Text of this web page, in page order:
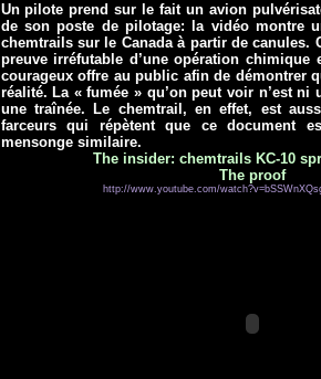
Un pilote prend sur le fait un avion
de son poste de pilotage: la vidéo montre
chemtrails sur le Canada à partir de canules.
preuve irréfutable d’une opération chimique
courageux offre au public afin de démontrer
réalité. La « fumée » qu’on peut voir n’est ni
une traînée. Le chemtrail, en effet, est
farceurs qui répètent que ce document
mensonge similaire.
The insider: chemtrails KC-10
The proof
http://www.youtube.com/